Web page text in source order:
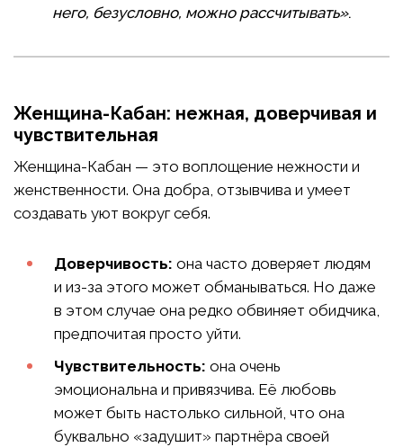
него, безусловно, можно рассчитывать».
Женщина-Кабан: нежная, доверчивая и
чувствительная
Женщина-Кабан — это воплощение нежности и
женственности. Она добра, отзывчива и умеет
создавать уют вокруг себя.
Доверчивость: она часто доверяет людям
и из-за этого может обманываться. Но даже
в этом случае она редко обвиняет обидчика,
предпочитая просто уйти.
Чувствительность: она очень
эмоциональна и привязчива. Её любовь
может быть настолько сильной, что она
буквально «задушит» партнёра своей